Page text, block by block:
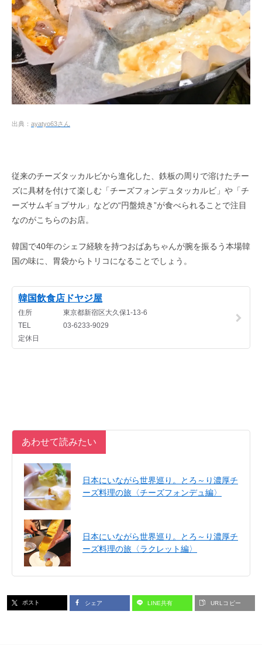
出典： ayatyo63さん
従来のチーズタッカルビから進化した、鉄板の周りで溶けたチー
ズに具材を付けて楽しむ「チーズフォンデュタッカルビ」や「チ
ーズサムギョプサル」などの“円盤焼き”が食べられることで注目
なのがこちらのお店。
韓国で40年のシェフ経験を持つおばあちゃんが腕を振るう本場韓
国の味に、胃袋からトリコになることでしょう。
あわせて読みたい
日本にいながら世界巡り。とろ～り濃厚チ
ーズ料理の旅〈チーズフォンデュ編〉
日本にいながら世界巡り。とろ～り濃厚チ
ーズ料理の旅〈ラクレット編〉
ポスト シェア LINE共有 URLコピー